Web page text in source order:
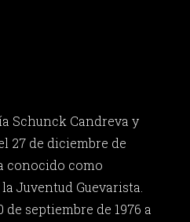
Schunck Candreva y
27 de diciembre de
conocido como
Juventud Guevarista.
de septiembre de 1976 a